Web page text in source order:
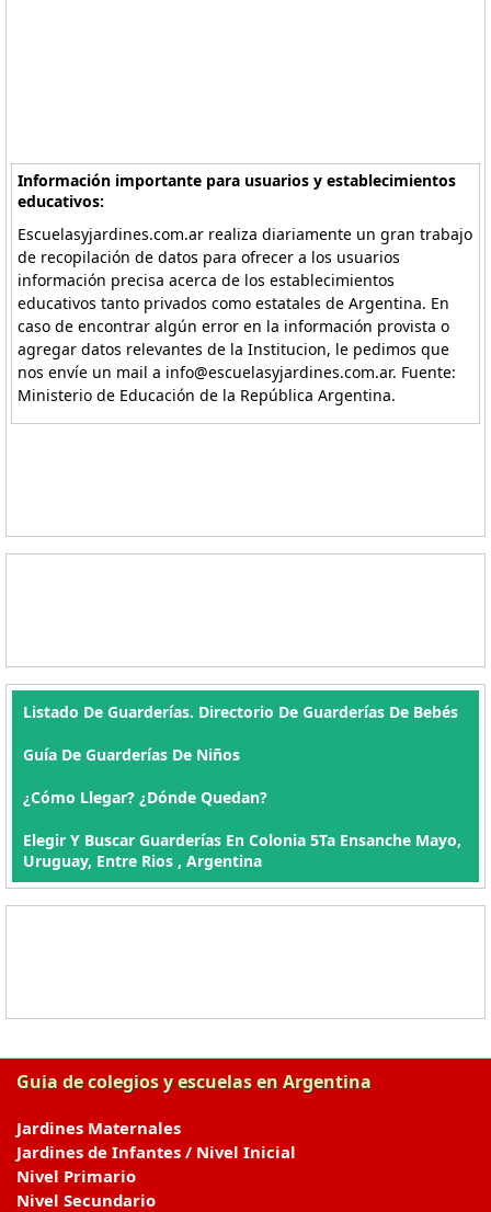
Información importante para usuarios y establecimientos
educativos:
Escuelasyjardines.com.ar realiza diariamente un gran trabajo
de recopilación de datos para ofrecer a los usuarios
información precisa acerca de los establecimientos
educativos tanto privados como estatales de Argentina. En
caso de encontrar algún error en la información provista o
agregar datos relevantes de la Institucion, le pedimos que
nos envíe un mail a info@escuelasyjardines.com.ar. Fuente:
Ministerio de Educación de la República Argentina.
Listado De Guarderías. Directorio De Guarderías De Bebés
Guía De Guarderías De Niños
¿Cómo Llegar? ¿Dónde Quedan?
Elegir Y Buscar Guarderías En Colonia 5Ta Ensanche Mayo,
Uruguay, Entre Rios , Argentina
Guia de colegios y escuelas en Argentina
Jardines Maternales
Jardines de Infantes / Nivel Inicial
Nivel Primario
Nivel Secundario